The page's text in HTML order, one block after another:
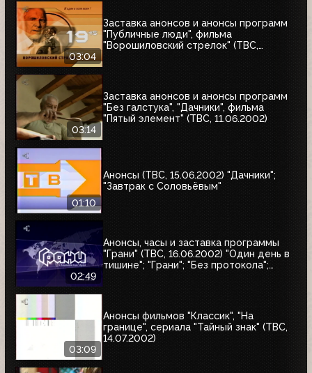
03:04
Заставка анонсов и анонсы программ
"Публичные люди", фильма
"Ворошиловский стрелок" (ТВС,
03:14
Заставка анонсов и анонсы программ
"Без галстука", "Дачники", фильма
"Пятый элемент" (ТВС, 11.06.2002)
01:10
Анонсы (ТВС, 15.06.2002) "Дачники";
"Завтрак с Соловьёвым"
02:49
Анонсы, часы и заставка программы
"Грани" (ТВС, 16.06.2002) "Один день в
тишине"; "Грани"; "Без протокола";
03:09
Анонсы фильмов "Классик", "На
границе", сериала "Тайный знак" (ТВС,
14.07.2002)